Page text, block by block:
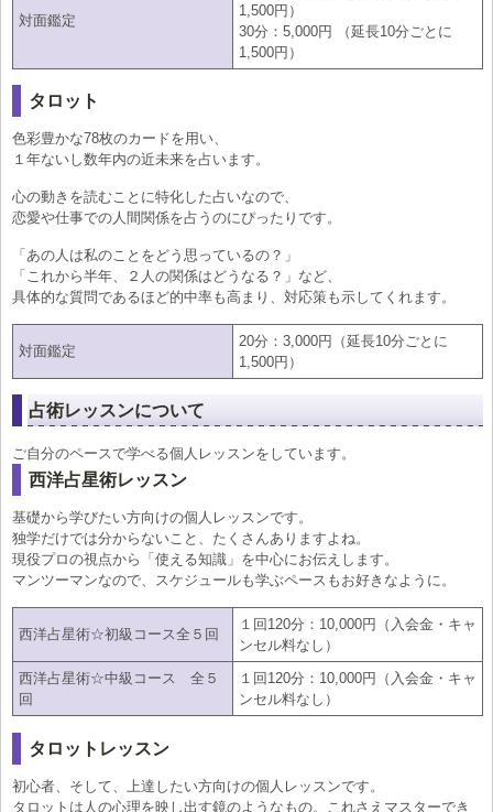
対面鑑定
1,500円）
30分：5,000円 （延長10分ごとに
1,500円）
タロット
色彩豊かな78枚のカードを用い、
１年ないし数年内の近未来を占います。
心の動きを読むことに特化した占いなので、
恋愛や仕事での人間関係を占うのにぴったりです。
「あの人は私のことをどう思っているの？」
「これから半年、２人の関係はどうなる？」など、
具体的な質問であるほど的中率も高まり、対応策も示してくれます。
対面鑑定
20分：3,000円（延長10分ごとに
1,500円）
占術レッスンについて
ご自分のペースで学べる個人レッスンをしています。
西洋占星術レッスン
基礎から学びたい方向けの個人レッスンです。
独学だけでは分からないこと、たくさんありますよね。
現役プロの視点から「使える知識」を中心にお伝えします。
マンツーマンなので、スケジュールも学ぶペースもお好きなように。
西洋占星術☆初級コース全５回
１回120分：10,000円（入会金・キャ
ンセル料なし）
西洋占星術☆中級コース 全５
回
１回120分：10,000円（入会金・キャ
ンセル料なし）
タロットレッスン
初心者、そして、上達したい方向けの個人レッスンです。
タロットは人の心理を映し出す鏡のようなもの。これさえマスターでき